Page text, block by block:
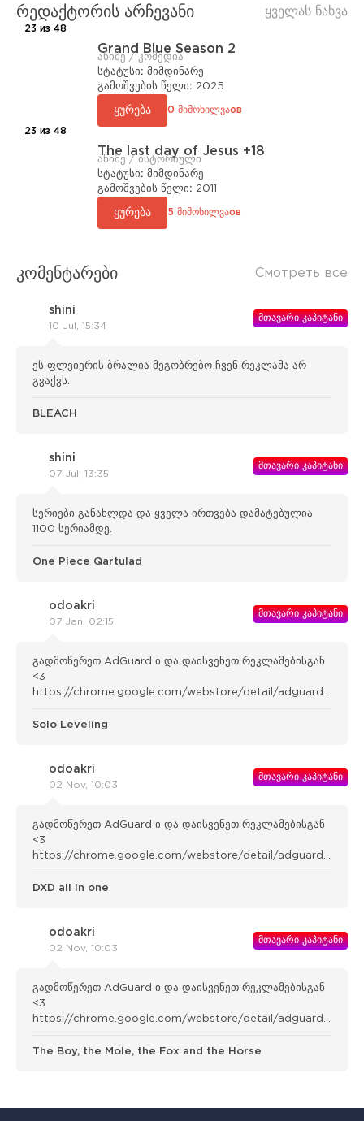
რედაქტორის არჩევანი ყველას ნახვა
23 из 48
Grand Blue Season 2
ანიმე / კომედია
სტატუსი: მიმდინარე
გამოშვების წელი: 2025
ყურება 0 მიმოხილვაов
23 из 48
The last day of Jesus +18
ანიმე / ისტორიული
სტატუსი: მიმდინარე
გამოშვების წელი: 2011
ყურება 5 მიმოხილვაов
კომენტარები Смотреть все
shini
10 Jul, 15:34
მთავარი კაპიტანი
ეს ფლეიერის ბრალია მეგობრებო ჩვენ რეკლამა არ
გვაქვს.
BLEACH
shini
07 Jul, 13:35
მთავარი კაპიტანი
სერიები განახლდა და ყველა ირთვება დამატებულია
1100 სერიამდე.
One Piece Qartulad
odoakri
07 Jan, 02:15
მთავარი კაპიტანი
გადმოწერეთ AdGuard ი და დაისვენეთ რეკლამებისგან
<3
https://chrome.google.com/webstore/detail/adguard-
Solo Leveling
odoakri
02 Nov, 10:03
მთავარი კაპიტანი
გადმოწერეთ AdGuard ი და დაისვენეთ რეკლამებისგან
<3
https://chrome.google.com/webstore/detail/adguard-
DXD all in one
odoakri
02 Nov, 10:03
მთავარი კაპიტანი
გადმოწერეთ AdGuard ი და დაისვენეთ რეკლამებისგან
<3
https://chrome.google.com/webstore/detail/adguard-
The Boy, the Mole, the Fox and the Horse